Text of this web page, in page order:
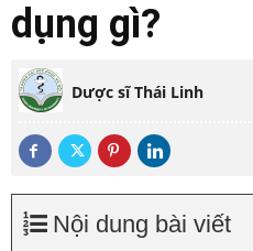
dụng gì?
Dược sĩ Thái Linh
Nội dung bài viết